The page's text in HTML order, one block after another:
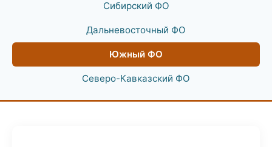
Сибирский ФО
Дальневосточный ФО
Южный ФО
Северо-Кавказский ФО